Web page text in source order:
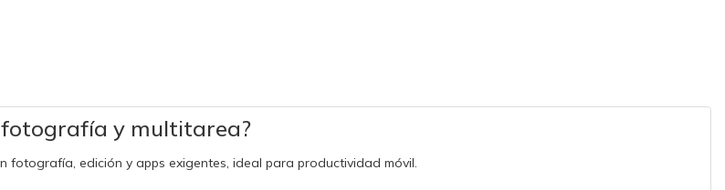
fotografía y multitarea?
fotografía, edición y apps exigentes, ideal para productividad móvil.